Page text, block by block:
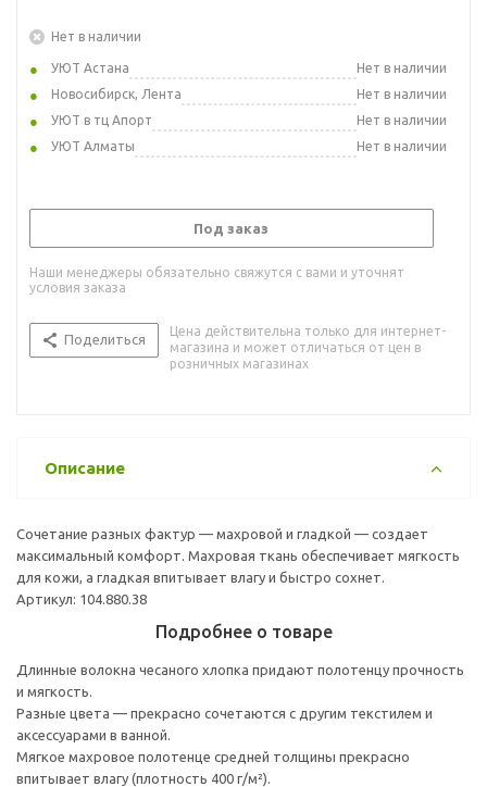
Нет в наличии
УЮТ Астана
Нет в наличии
Новосибирск, Лента
Нет в наличии
УЮТ в тц Апорт
Нет в наличии
УЮТ Алматы
Нет в наличии
Под заказ
Наши менеджеры обязательно свяжутся с вами и уточнят
условия заказа
Поделиться
Цена действительна только для интернет-
магазина и может отличаться от цен в
розничных магазинах
Описание
Сочетание разных фактур — махровой и гладкой — создает
максимальный комфорт. Махровая ткань обеспечивает мягкость
для кожи, а гладкая впитывает влагу и быстро сохнет.
Артикул: 104.880.38
Подробнее о товаре
Длинные волокна чесаного хлопка придают полотенцу прочность
и мягкость.
Разные цвета — прекрасно сочетаются с другим текстилем и
аксессуарами в ванной.
Мягкое махровое полотенце средней толщины прекрасно
впитывает влагу (плотность 400 г/м²).